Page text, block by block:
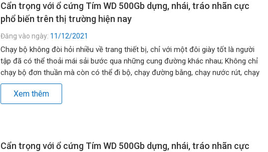
Cẩn trọng với ổ cứng Tím WD 500Gb dựng, nhái, tráo nhãn cực
phổ biến trên thị trường hiện nay
Đăng vào ngày: 11/12/2021
Chạy bộ không đòi hỏi nhiều về trang thiết bị, chỉ với một đôi giày tốt là người
tập đã có thể thoải mái sải bước qua những cung đường khác nhau; Không chỉ
chạy bộ đơn thuần mà còn có thể đi bộ, chạy đường bằng, chạy nước rút, chạy
băng đồi, lên dốc… […]
Xem thêm
Cẩn trọng với ổ cứng Tím WD 500Gb dựng, nhái, tráo nhãn cực